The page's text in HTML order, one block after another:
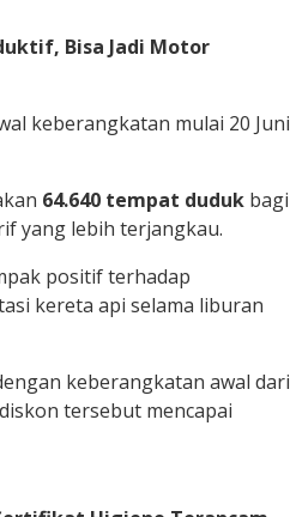
Bisa Jadi Motor
keberangkatan mulai 20 Juni
64.640 tempat duduk bagi
yang lebih terjangkau.
positif terhadap
kereta api selama liburan
keberangkatan awal dari
tersebut mencapai